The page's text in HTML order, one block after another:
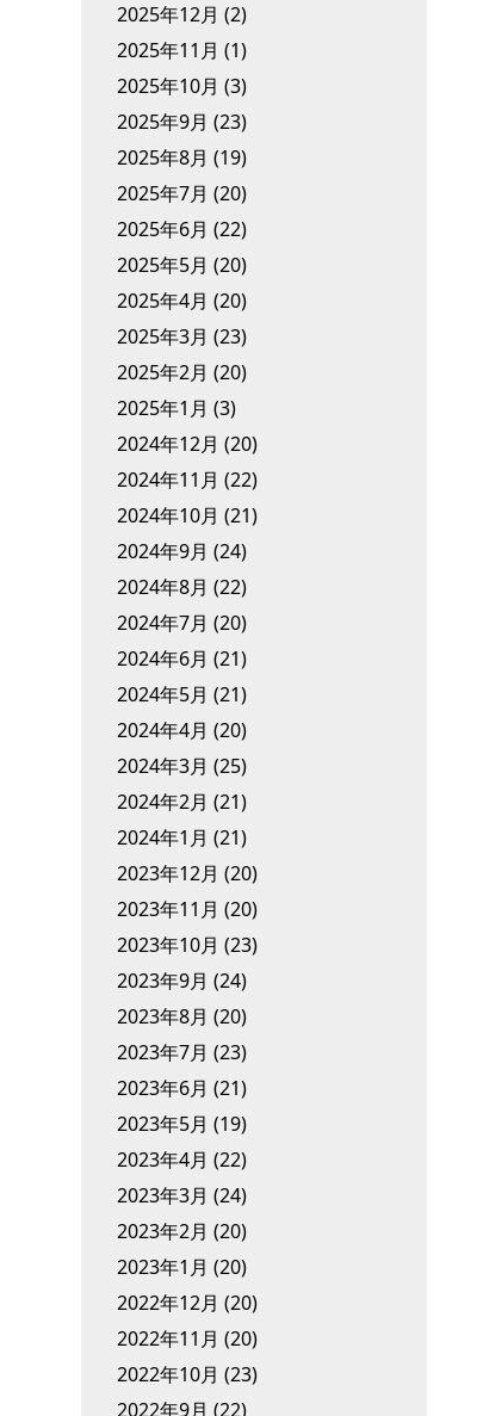
2025年12月 (2)
2025年11月 (1)
2025年10月 (3)
2025年9月 (23)
2025年8月 (19)
2025年7月 (20)
2025年6月 (22)
2025年5月 (20)
2025年4月 (20)
2025年3月 (23)
2025年2月 (20)
2025年1月 (3)
2024年12月 (20)
2024年11月 (22)
2024年10月 (21)
2024年9月 (24)
2024年8月 (22)
2024年7月 (20)
2024年6月 (21)
2024年5月 (21)
2024年4月 (20)
2024年3月 (25)
2024年2月 (21)
2024年1月 (21)
2023年12月 (20)
2023年11月 (20)
2023年10月 (23)
2023年9月 (24)
2023年8月 (20)
2023年7月 (23)
2023年6月 (21)
2023年5月 (19)
2023年4月 (22)
2023年3月 (24)
2023年2月 (20)
2023年1月 (20)
2022年12月 (20)
2022年11月 (20)
2022年10月 (23)
2022年9月 (22)